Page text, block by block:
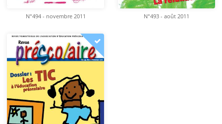
N°494 - novembre 2011 N°493 - août 2011